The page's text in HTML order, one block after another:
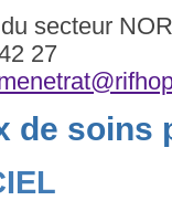
secteur
27
de soins